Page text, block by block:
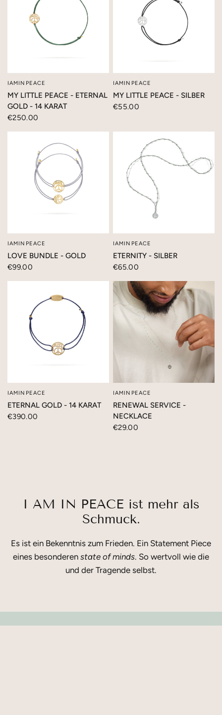
SCHNELLANSICHT
IAMINPEACE
MY LITTLE PEACE - ETERNAL
GOLD - 14 KARAT
€250.00
SCHNELLANSICHT
IAMINPEACE
MY LITTLE PEACE - SILBER
€55.00
SCHNELLANSICHT
IAMINPEACE
LOVE BUNDLE - GOLD
€99.00
SCHNELLANSICHT
IAMINPEACE
ETERNITY - SILBER
€65.00
SCHNELLANSICHT
IAMINPEACE
ETERNAL GOLD - 14 KARAT
€390.00
SCHNELLANSICHT
IAMINPEACE
RENEWAL SERVICE -
NECKLACE
€29.00
I AM IN PEACE ist mehr als
Schmuck.
Es ist ein Bekenntnis zum Frieden. Ein Statement Piece
eines besonderen state of minds. So wertvoll wie die
und der Tragende selbst.